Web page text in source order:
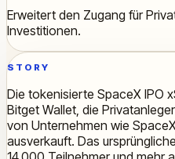
Erweitert den Zugang für
Investitionen.
STORY
Die tokenisierte SpaceX IPO
Bitget Wallet, die
von Unternehmen wie
ausverkauft. Das